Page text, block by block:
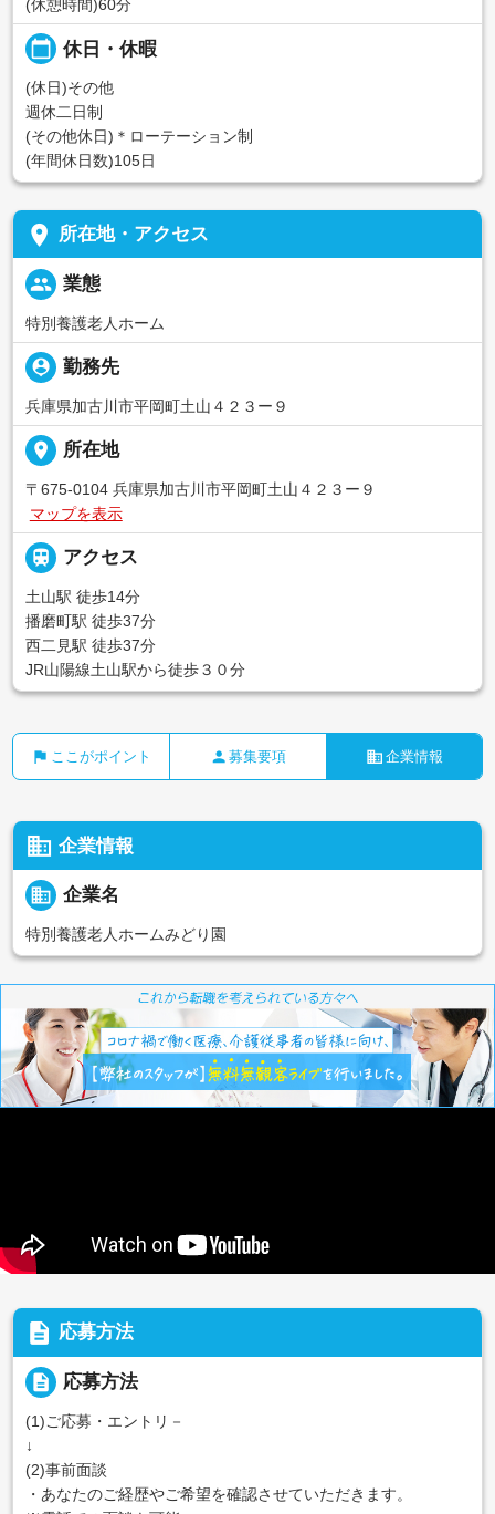
(休憩時間)60分
calendar_today 休日・休暇
(休日)その他
週休二日制
(その他休日)＊ローテーション制
(年間休日数)105日
place 所在地・アクセス
people 業態
特別養護老人ホーム
person_pin 勤務先
兵庫県加古川市平岡町土山４２３ー９
place 所在地
〒675-0104 兵庫県加古川市平岡町土山４２３ー９
マップを表示
 アクセス
土山駅 徒歩14分
播磨町駅 徒歩37分
西二見駅 徒歩37分
JR山陽線土山駅から徒歩３０分
flag ここがポイント person 募集要項 business 企業情報
business 企業情報
business 企業名
特別養護老人ホームみどり園
description 応募方法
description 応募方法
(1)ご応募・エントリ－
↓
(2)事前面談
・あなたのご経歴やご希望を確認させていただきます。